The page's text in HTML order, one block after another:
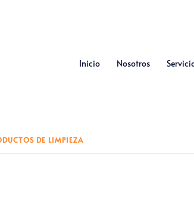
Inicio Nosotros
DE LIMPIEZA